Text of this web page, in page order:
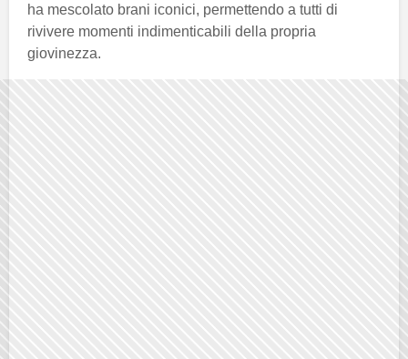
ha mescolato brani iconici, permettendo a tutti di
rivivere momenti indimenticabili della propria
giovinezza.